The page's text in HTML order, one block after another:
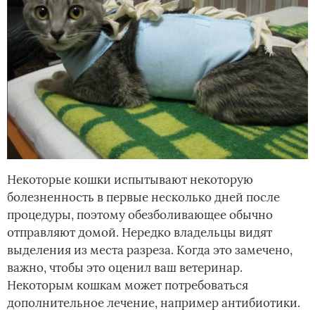
Некоторые кошки испытывают некоторую
болезненность в первые несколько дней после
процедуры, поэтому обезболивающее обычно
отправляют домой. Нередко владельцы видят
выделения из места разреза. Когда это замечено,
важно, чтобы это оценил ваш ветеринар.
Некоторым кошкам может потребоваться
дополнительное лечение, например антибиотики.